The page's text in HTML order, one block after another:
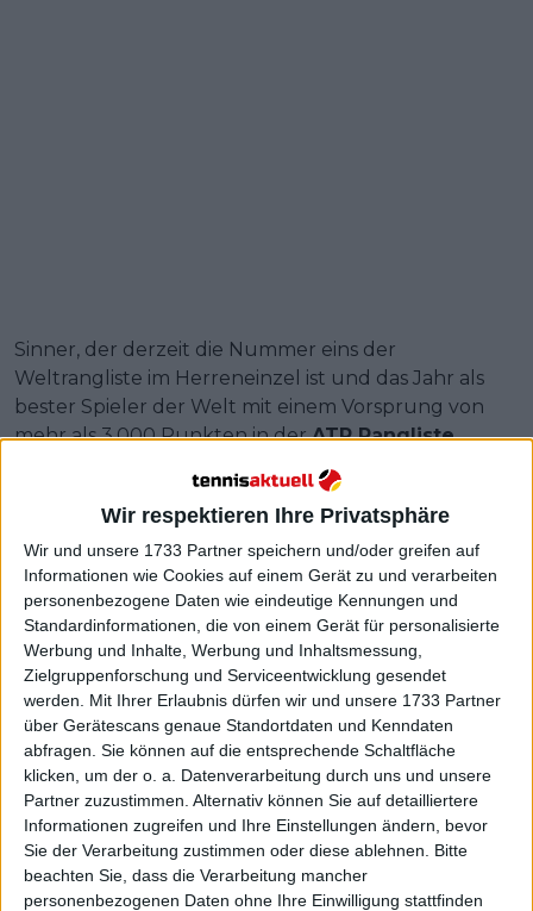
Wir respektieren Ihre Privatsphäre
Wir und unsere 1733 Partner speichern und/oder greifen auf
Informationen wie Cookies auf einem Gerät zu und verarbeiten
personenbezogene Daten wie eindeutige Kennungen und
Standardinformationen, die von einem Gerät für personalisierte
Werbung und Inhalte, Werbung und Inhaltsmessung,
Zielgruppenforschung und Serviceentwicklung gesendet
werden.
Mit Ihrer Erlaubnis dürfen wir und unsere 1733 Partner
über Gerätescans genaue Standortdaten und Kenndaten
abfragen. Sie können auf die entsprechende Schaltfläche
klicken, um der o. a. Datenverarbeitung durch uns und unsere
Partner zuzustimmen. Alternativ können Sie auf detailliertere
Informationen zugreifen und Ihre Einstellungen ändern, bevor
Sie der Verarbeitung zustimmen oder diese ablehnen.
Bitte
beachten Sie, dass die Verarbeitung mancher
personenbezogenen Daten ohne Ihre Einwilligung stattfinden
Sinner, der derzeit die Nummer eins der
Weltrangliste im Herreneinzel ist und das Jahr als
bester Spieler der Welt mit einem Vorsprung von
mehr als 3.000 Punkten in derATP Rangliste
Dopingkontrollen durch. Trotzdem entging der
zweifache Grand Slam-Sieger nur knapp einer
Sperre, nachdem dieITIAdie Antwort des Anwalts
des Spielers akzeptierte, in der dieser behauptete,
dass das Vorhandensein der verbotenen Substanz in
der Probe des Spielers darauf zurückzuführen war,
dass er von einem Mitglied seines Trainerstabs eine
Creme zur Behandlung einer Verletzung erhalten
hatte.
Weiterlesen
Jessica Pegula vertraut auf die
Entscheidung der ITIA über die
Suspendierung von Iga Swiatek